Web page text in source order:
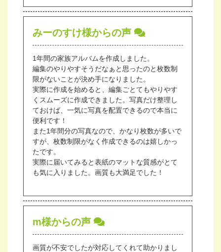
みーのすけ様からの声
1年間の家族アルバムを作成しました。
編集のやりやすそうだなぁと思ったのと枚数制
限がないことが決め手になりました。
実際に作成を始めると、編集ごとてもやりやす
くスムーズに作成できました。写真だけ整理し
ておけば、一気に写真を配置できるので本当に
便利です！
また1年間分の写真なので、かなり枚数が多いで
すが、枚数制限がなく作成できるのは嬉しかっ
たです。
実際に届いてみると表紙のマットな質感がとて
も気に入りました。画質も大満足でした！
m様からの声
画質が不安でしたが対応してくれて助かりまし